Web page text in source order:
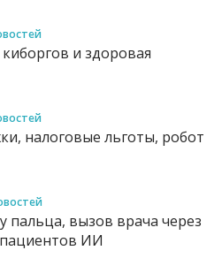
и здоровая
налоговые льготы, робот
пальца, вызов врача через
пациентов ИИ